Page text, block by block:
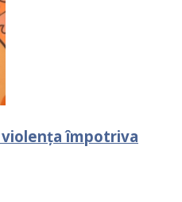
împotriva